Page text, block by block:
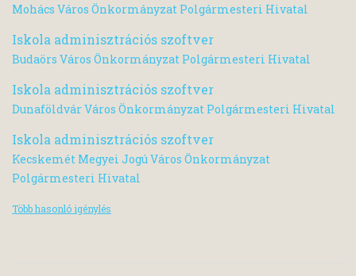
Mohács Város Önkormányzat Polgármesteri Hivatal
Iskola adminisztrációs szoftver
Budaörs Város Önkormányzat Polgármesteri Hivatal
Iskola adminisztrációs szoftver
Dunaföldvár Város Önkormányzat Polgármesteri Hivatal
Iskola adminisztrációs szoftver
Kecskemét Megyei Jogú Város Önkormányzat
Polgármesteri Hivatal
Több hasonló igénylés